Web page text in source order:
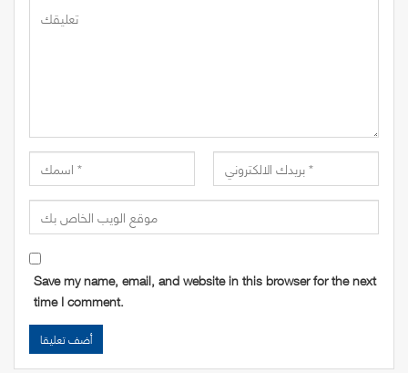
Save my name, email, and website in this browser for the next
time I comment.